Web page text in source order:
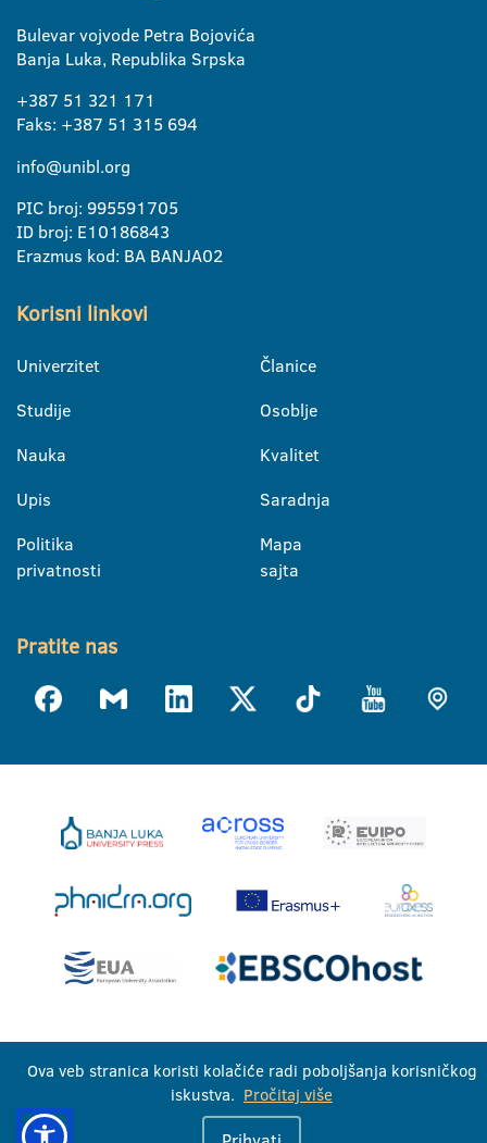
Bulevar vojvode Petra Bojovića
Banja Luka, Republika Srpska
+387 51 321 171
Faks: +387 51 315 694
info@unibl.org
PIC broj: 995591705
ID broj: E10186843
Erazmus kod: BA BANJA02
Korisni linkovi
Univerzitet
Studije
Nauka
Upis
Politika
privatnosti
Članice
Osoblje
Kvalitet
Saradnja
Mapa
sajta
Pratite nas
Univerzitet u Banjoj Luci © 2026
Sva prava zadržana
Ova veb stranica koristi kolačiće radi poboljšanja korisničkog
iskustva. Pročitaj više